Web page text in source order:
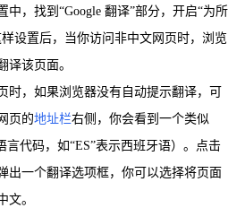
中，找到“Google 翻译”部分，开启“为所
设置后，当你访问非中文网页时，浏览
译该页面。
时，如果浏览器没有自动提示翻译，可
页的地址栏右侧，你会看到一个类似
言代码，如“ES”表示西班牙语）。点击
出一个翻译选项框，你可以选择将页面
文。